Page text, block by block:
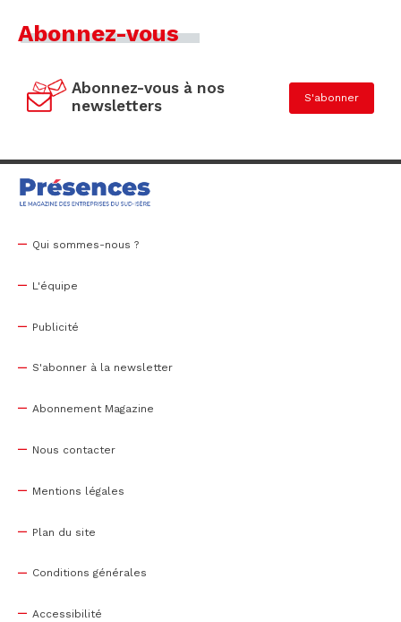
Abonnez-vous
Abonnez-vous à nos
newsletters
S'abonner
Qui sommes-nous ?
L'équipe
Publicité
S'abonner à la newsletter
Abonnement Magazine
Nous contacter
Mentions légales
Plan du site
Conditions générales
Accessibilité